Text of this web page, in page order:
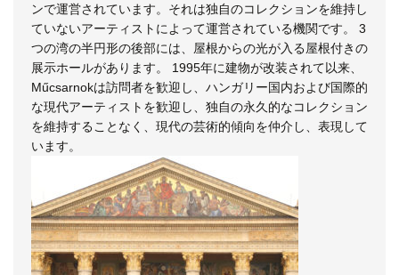
ンで運営されています。それは独自のコレクションを維持し
ていないアーティストによって運営されている機関です。 3
つの湾の半円形の後部には、屋根からの光が入る屋根付きの
展示ホールがあります。 1995年に建物が改装されて以来、
Műcsarnokは訪問者を歓迎し、ハンガリー国内および国際的
な現代アーティストを歓迎し、独自の永久的なコレクション
を維持することなく、現代の芸術的傾向を仲介し、表現して
います。